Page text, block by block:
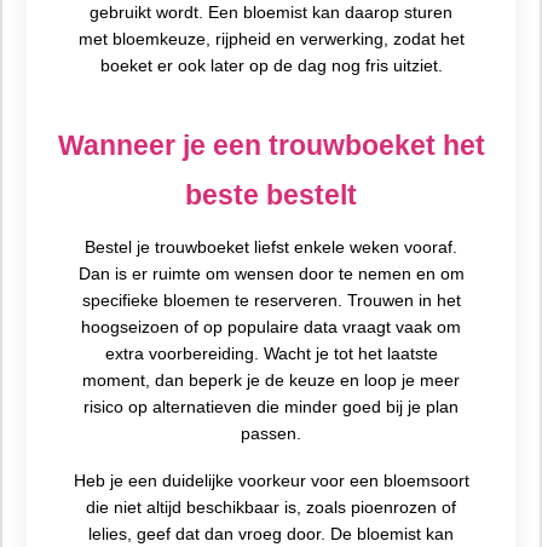
gebruikt wordt. Een bloemist kan daarop sturen
met bloemkeuze, rijpheid en verwerking, zodat het
boeket er ook later op de dag nog fris uitziet.
Wanneer je een trouwboeket het
beste bestelt
Bestel je trouwboeket liefst enkele weken vooraf.
Dan is er ruimte om wensen door te nemen en om
specifieke bloemen te reserveren. Trouwen in het
hoogseizoen of op populaire data vraagt vaak om
extra voorbereiding. Wacht je tot het laatste
moment, dan beperk je de keuze en loop je meer
risico op alternatieven die minder goed bij je plan
passen.
Heb je een duidelijke voorkeur voor een bloemsoort
die niet altijd beschikbaar is, zoals pioenrozen of
lelies, geef dat dan vroeg door. De bloemist kan